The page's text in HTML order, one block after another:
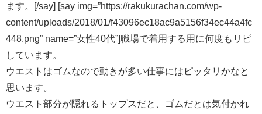
ます。[/say] [say img=”https://rakukurachan.com/wp-
content/uploads/2018/01/f43096ec18ac9a5156f34ec44a4fc
448.png” name=”女性40代”]職場で着用する用に何度もリピ
しています。
ウエストはゴムなので動きが多い仕事にはピッタリかなと
思います。
ウエスト部分が隠れるトップスだと、ゴムだとは気付かれ